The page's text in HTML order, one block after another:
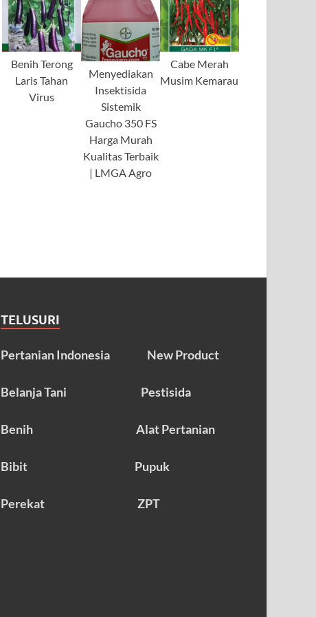
Benih Terong
Laris Tahan
Virus
Menyediakan
Insektisida
Sistemik
Gaucho 350 FS
Harga Murah
Kualitas Terbaik
| LMGA Agro
Cabe Merah
Musim Kemarau
TELUSURI
Pertanian Indonesia New Product
Belanja Tani Pestisida
Benih Alat Pertanian
Bibit Pupuk
Perekat ZPT